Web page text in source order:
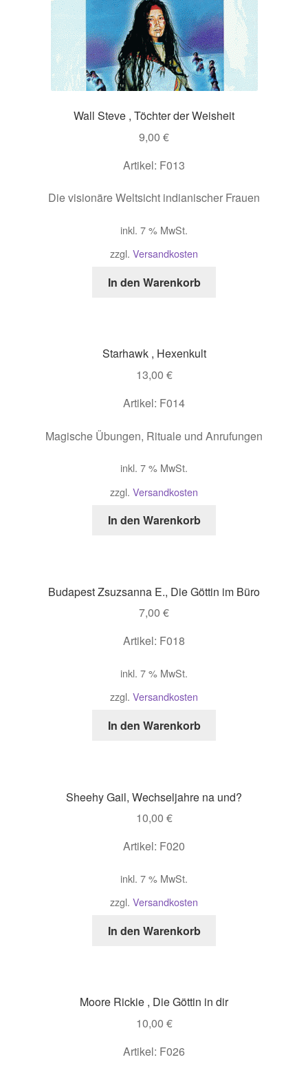
Wall Steve , Töchter der Weisheit
9,00 €
Artikel: F013
Die visionäre Weltsicht indianischer Frauen
inkl. 7 % MwSt.
zzgl. Versandkosten
In den Warenkorb
Starhawk , Hexenkult
13,00 €
Artikel: F014
Magische Übungen, Rituale und Anrufungen
inkl. 7 % MwSt.
zzgl. Versandkosten
In den Warenkorb
Budapest Zsuzsanna E., Die Göttin im Büro
7,00 €
Artikel: F018
inkl. 7 % MwSt.
zzgl. Versandkosten
In den Warenkorb
Sheehy Gail, Wechseljahre na und?
10,00 €
Artikel: F020
inkl. 7 % MwSt.
zzgl. Versandkosten
In den Warenkorb
Moore Rickie , Die Göttin in dir
10,00 €
Artikel: F026